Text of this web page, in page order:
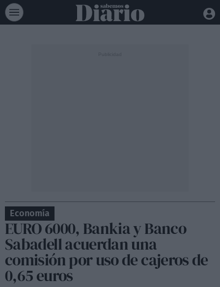
Economía
EURO 6000, Bankia y Banco
Sabadell acuerdan una
comisión por uso de cajeros de
0,65 euros